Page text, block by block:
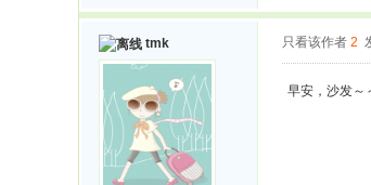
tmk 只看该作者 2
早安，沙发～